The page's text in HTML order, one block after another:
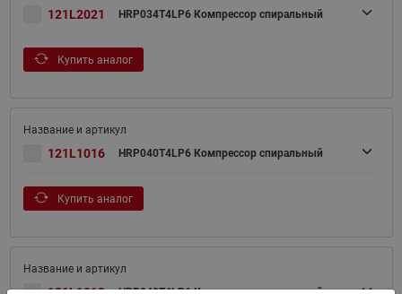
121L2021 HRP034T4LP6 Компрессор спиральный
Купить аналог
121L1016 HRP040T4LP6 Компрессор спиральный
Купить аналог